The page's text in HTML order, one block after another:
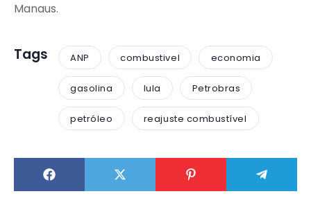
Manaus.
Tags ANP combustivel economia
gasolina lula Petrobras
petróleo reajuste combustível